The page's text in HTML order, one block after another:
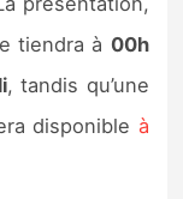
2
tiendra à 00h
, tandis qu’une
disponible à